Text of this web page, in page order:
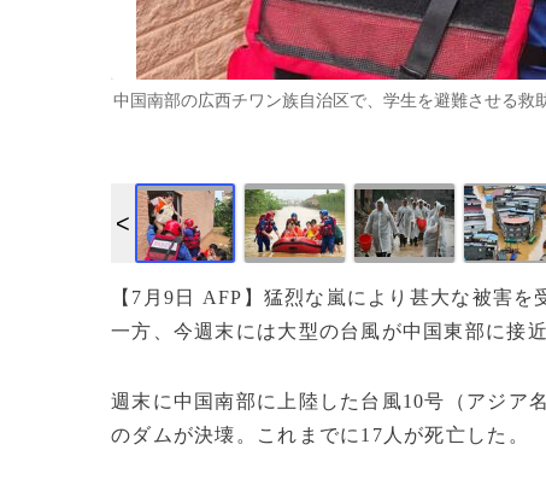
中国南部の広西チワン族自治区で、学生を避難させる救
【7月9日 AFP】猛烈な嵐により甚大な被害
一方、今週末には大型の台風が中国東部に接
週末に中国南部に上陸した台風10号（アジア
のダムが決壊。これまでに17人が死亡した。